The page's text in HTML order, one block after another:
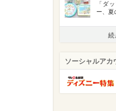
「ダ
ー、夏
続
ソーシャルアカ